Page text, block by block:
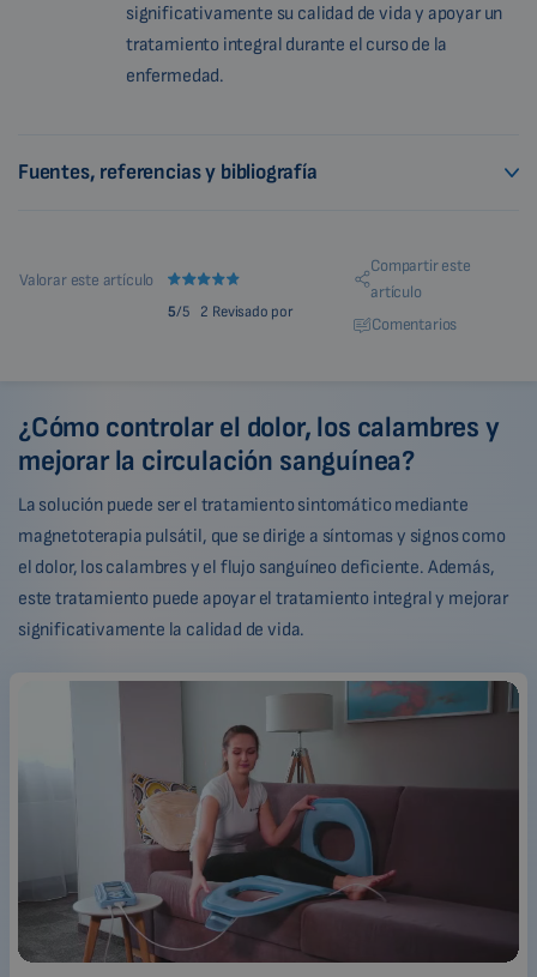
significativamente su calidad de vida y apoyar un
tratamiento integral durante el curso de la
enfermedad.
Fuentes, referencias y bibliografía
Valorar este artículo
5/5 2 Revisado por
Compartir este
artículo
Comentarios
¿Cómo controlar el dolor, los calambres y
mejorar la circulación sanguínea?
La solución puede ser el tratamiento sintomático mediante
magnetoterapia pulsátil, que se dirige a síntomas y signos como
el dolor, los calambres y el flujo sanguíneo deficiente. Además,
este tratamiento puede apoyar el tratamiento integral y mejorar
significativamente la calidad de vida.